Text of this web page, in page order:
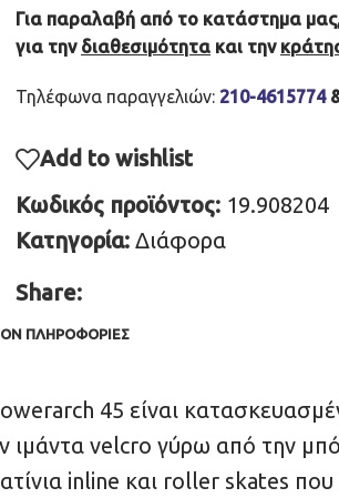
Για παραλαβή από το κατάστημα μας,
για την διαθεσιμότητα και την
Τηλέφωνα παραγγελιών: 210-4615774
Add to wishlist
Κωδικός προϊόντος: 19.908204
Κατηγορία: Διάφορα
Share:
ΠΛΗΡΟΦΟΡΊΕΣ
45 είναι
velcro γύρω από την
inline και roller skates